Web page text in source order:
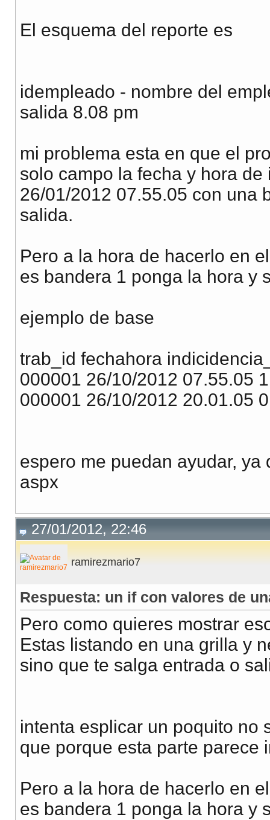
El esquema del reporte es
idempleado - nombre del
salida 8.08 pm
mi problema esta en que el
solo campo la fecha y hora
26/01/2012 07.55.05 con una
salida.
Pero a la hora de hacerlo en
es bandera 1 ponga la hora y
ejemplo de base
trab_id fechahora
000001 26/10/2012 07.55.05
000001 26/10/2012 20.01.05
espero me puedan ayudar,
aspx
27/01/2012, 22:46
ramirezmario7
Respuesta: un if con valores de
Pero como quieres mostrar
Estas listando en una grilla y
sino que te salga entrada o
intenta esplicar un poquito no
que porque esta parte parece
Pero a la hora de hacerlo en
es bandera 1 ponga la hora y